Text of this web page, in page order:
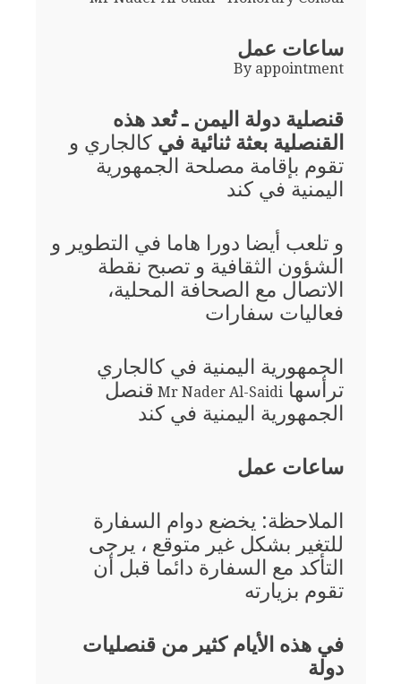
ساعات عمل
By appointment
قنصلية دولة اليمن ـ تُعد هذه
القنصلية بعثة ثنائية في كالجاري و
تقوم بإقامة مصلحة الجمهورية
اليمنية في كند
و تلعب أيضا دورا هاما في التطوير و
الشؤون الثقافية و تصبح نقطة
الاتصال مع الصحافة المحلية،
فعاليات سفارات
الجمهورية اليمنية في كالجاري
ترأسها Mr Nader Al-Saidi قنصل
الجمهورية اليمنية في كند
ساعات عمل
الملاحظة: يخضع دوام السفارة
للتغير بشكل غير متوقع ، يرجى
التأكد مع السفارة دائما قبل أن
تقوم بزيارته
في هذه الأيام كثير من قنصليات
دولة